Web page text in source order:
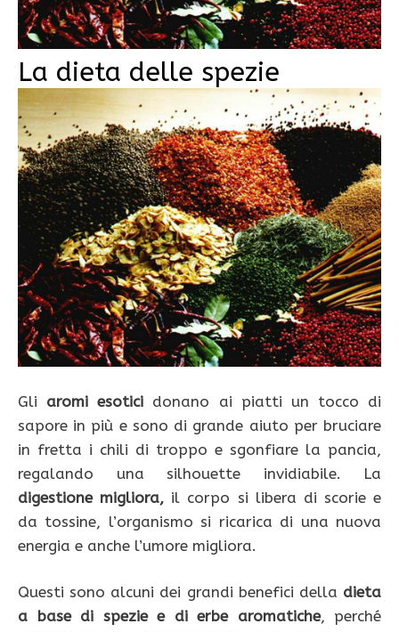
La dieta delle spezie
Gli aromi esotici donano ai piatti un tocco di
sapore in più e sono di grande aiuto per bruciare
in fretta i chili di troppo e sgonfiare la pancia,
regalando una silhouette invidiabile. La
digestione migliora, il corpo si libera di scorie e
da tossine, l’organismo si ricarica di una nuova
energia e anche l’umore migliora.
Questi sono alcuni dei grandi benefici della dieta
a base di spezie e di erbe aromatiche, perché